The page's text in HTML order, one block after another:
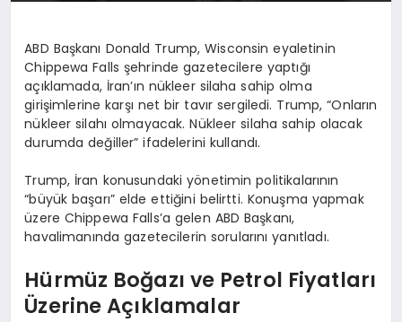
ABD Başkanı Donald Trump, Wisconsin eyaletinin
Chippewa Falls şehrinde gazetecilere yaptığı
açıklamada, İran’ın nükleer silaha sahip olma
girişimlerine karşı net bir tavır sergiledi. Trump, “Onların
nükleer silahı olmayacak. Nükleer silaha sahip olacak
durumda değiller” ifadelerini kullandı.
Trump, İran konusundaki yönetimin politikalarının
“büyük başarı” elde ettiğini belirtti. Konuşma yapmak
üzere Chippewa Falls’a gelen ABD Başkanı,
havalimanında gazetecilerin sorularını yanıtladı.
Hürmüz Boğazı ve Petrol Fiyatları
Üzerine Açıklamalar